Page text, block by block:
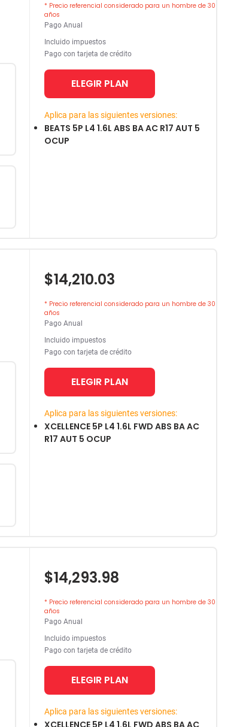
* Precio referencial considerado para un hombre de 30
años
Pago Anual
Incluido impuestos
Pago con tarjeta de crédito
ELEGIR PLAN
Aplica para las siguientes versiones:
BEATS 5P L4 1.6L ABS BA AC R17 AUT 5
OCUP
$14,210.03
* Precio referencial considerado para un hombre de 30
años
Pago Anual
Incluido impuestos
Pago con tarjeta de crédito
ELEGIR PLAN
Aplica para las siguientes versiones:
XCELLENCE 5P L4 1.6L FWD ABS BA AC
R17 AUT 5 OCUP
$14,293.98
* Precio referencial considerado para un hombre de 30
años
Pago Anual
Incluido impuestos
Pago con tarjeta de crédito
ELEGIR PLAN
Aplica para las siguientes versiones:
XCELLENCE 5P L4 1.6L FWD ABS BA AC